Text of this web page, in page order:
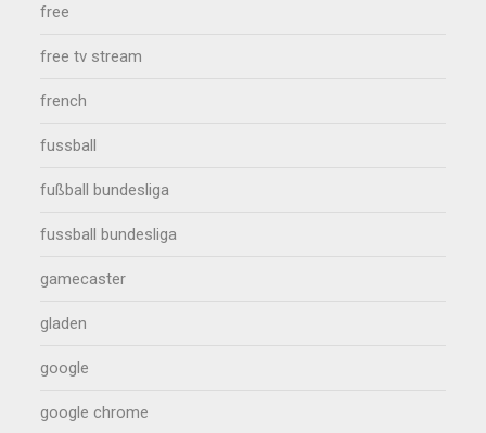
free
free tv stream
french
fussball
fußball bundesliga
fussball bundesliga
gamecaster
gladen
google
google chrome